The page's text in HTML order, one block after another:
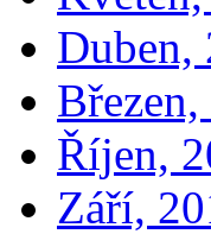
Duben,
Říjen,
Září,